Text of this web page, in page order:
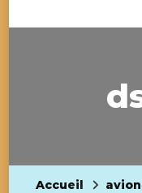
Accueil
avion